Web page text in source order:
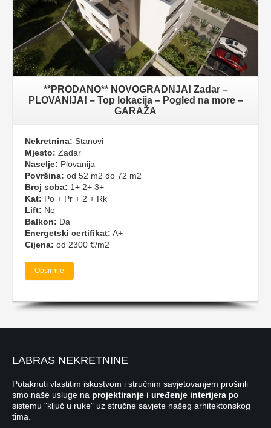
**PRODANO** NOVOGRADNJA! Zadar –
PLOVANIJA! – Top lokacija – Pogled na more –
GARAŽA
Nekretnina: Stanovi
Mjesto: Zadar
Naselje: Plovanija
Površina: od 52 m2 do 72 m2
Broj soba: 1+ 2+ 3+
Kat: Po + Pr + 2 + Rk
Lift: Ne
Balkon: Da
Energetski certifikat: A+
Cijena: od 2300 €/m2
Opširnije
LABRAS NEKRETNINE
Potaknuti vlastitim iskustvom i stručnim savjetovanjem proširili
smo naše usluge na projektiranje i uređenje interijera po
sistemu "ključ u ruke" uz stručne savjete našeg arhitektonskog
tima.